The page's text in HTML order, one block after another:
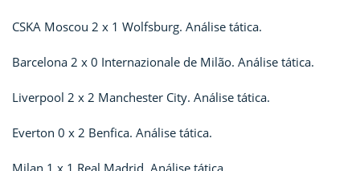
CSKA Moscou 2 x 1 Wolfsburg. Análise tática.
Barcelona 2 x 0 Internazionale de Milão. Análise tática.
Liverpool 2 x 2 Manchester City. Análise tática.
Everton 0 x 2 Benfica. Análise tática.
Milan 1 x 1 Real Madrid. Análise tática.